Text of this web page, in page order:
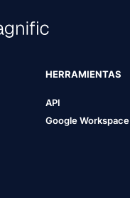
HERRAMIENTAS
API
Google Workspace